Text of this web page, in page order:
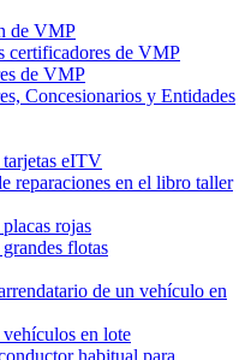
de VMP
certificadores de VMP
de VMP
Concesionarios y Entidades
eITV
reparaciones en el libro taller
rojas
flotas
de un vehículo en
en lote